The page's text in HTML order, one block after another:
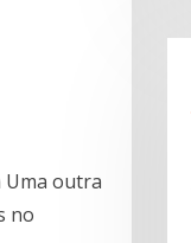
Uma outra
no